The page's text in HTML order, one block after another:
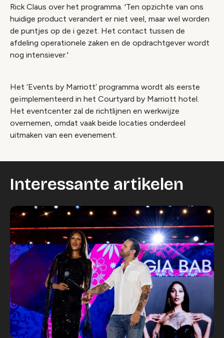
Rick Claus over het programma. 'Ten opzichte van ons
huidige product verandert er niet veel, maar wel worden
de puntjes op de i gezet. Het contact tussen de
afdeling operationele zaken en de opdrachtgever wordt
nog intensiever.'
Het ‘Events by Marriott’ programma wordt als eerste
geïmplementeerd in het Courtyard by Marriott hotel.
Het eventcenter zal de richtlijnen en werkwijze
overnemen, omdat vaak beide locaties onderdeel
uitmaken van een evenement.
Interessante artikelen